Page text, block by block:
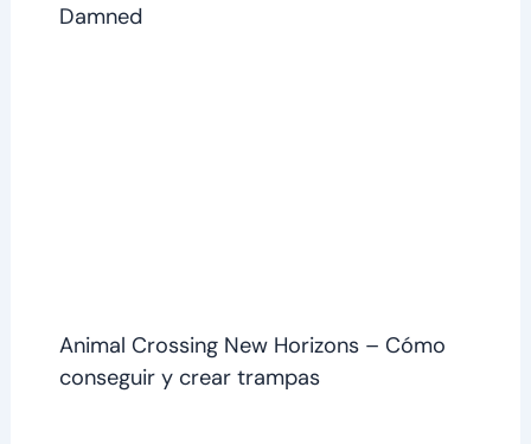
Damned
Animal Crossing New Horizons – Cómo
conseguir y crear trampas